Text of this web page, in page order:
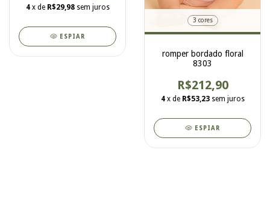
4 x de R$29,98 sem juros
ESPIAR
3 cores
romper bordado floral
8303
R$212,90
4 x de R$53,23 sem juros
ESPIAR